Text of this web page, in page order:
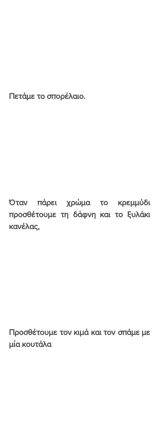
Πετάμε το σπορέλαιο.
Όταν πάρει χρώμα το κρεμμύδι
προσθέτουμε τη δάφνη και το ξυλάκι
κανέλας,
Προσθέτουμε τον κιμά και τον σπάμε με
μία κουτάλα